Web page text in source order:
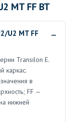
MT FF BT
U2 MT FF
Transilon E.
каркас.
в
FF —
нижней